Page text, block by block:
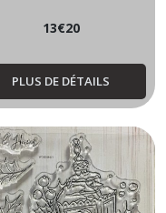
13€20
PLUS DE DÉTAILS